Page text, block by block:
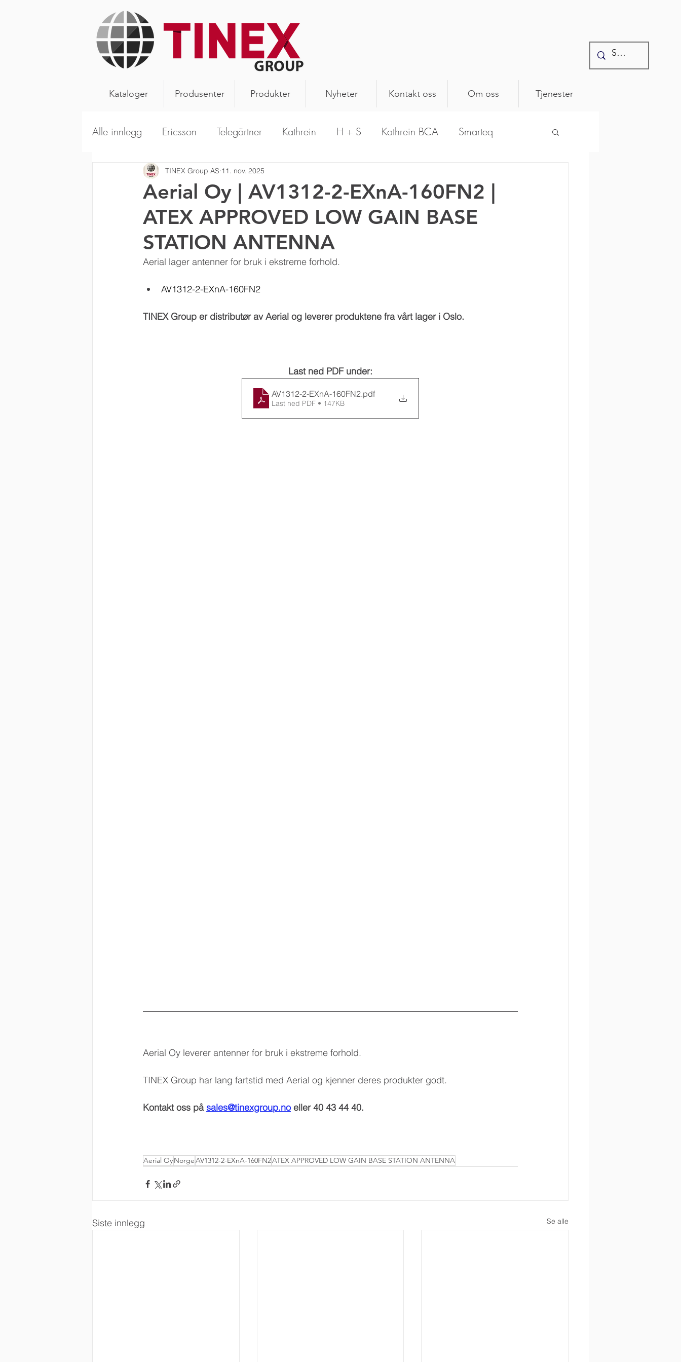
Kataloger Produsenter Produkter Nyheter Kontakt oss Om oss Tjenester
Alle innlegg Ericsson Telegärtner Kathrein H + S Kathrein BCA Smarteq
Alpha Wireless Aerials PrecisionWave
Kathrein Broadcast Scan Antenna Aerial Oy Kathrein Solutions Rosenberger
Kathrein DS EUPEN Kathrein Digital Systems
Aerial Oy | AV1312-2-EXnA-160FN2 |
ATEX APPROVED LOW GAIN BASE
STATION ANTENNA
TINEX Group AS 11. nov. 2025
Aerial lager antenner for bruk i ekstreme forhold.
AV1312-2-EXnA-160FN2
TINEX Group er distributør av Aerial og leverer produktene fra vårt lager i Oslo.
Last ned PDF under:
AV1312-2-EXnA-160FN2.pdf
Last ned PDF • 147KB
Aerial Oy leverer antenner for bruk i ekstreme forhold.
TINEX Group har lang fartstid med Aerial og kjenner deres produkter godt.
Kontakt oss på sales@tinexgroup.no eller 40 43 44 40.
Aerial OyNorgeAV1312-2-EXnA-160FN2ATEX APPROVED LOW GAIN BASE STATION ANTENNA
Siste innlegg Se alle